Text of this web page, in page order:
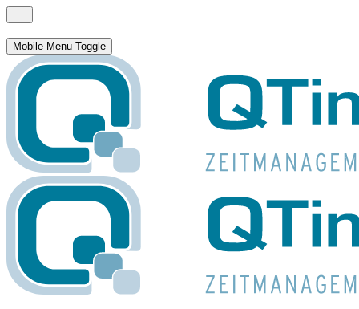
Mobile Menu Toggle